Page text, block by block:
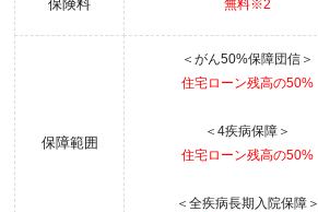
保険料 無料※2
保障範囲
＜がん50%保障団信＞
住宅ローン残高の50%
＜4疾病保障＞
住宅ローン残高の50%
＜全疾病長期入院保障＞